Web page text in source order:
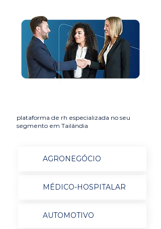
plataforma de rh especializada no seu
segmento em Tailândia
AGRONEGÓCIO
MÉDICO-HOSPITALAR
AUTOMOTIVO